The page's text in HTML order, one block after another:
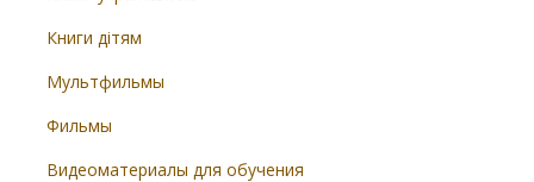
Книги дітям
Мультфильмы
Фильмы
Видеоматериалы для обучения